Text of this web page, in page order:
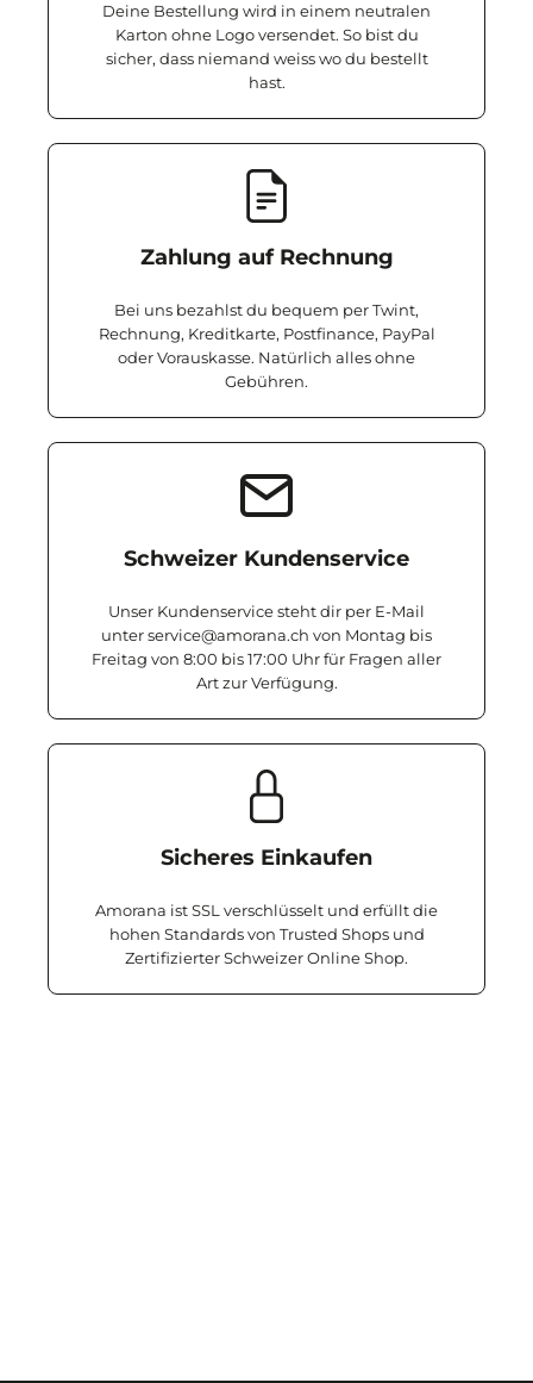
Deine Bestellung wird in einem neutralen
Karton ohne Logo versendet. So bist du
sicher, dass niemand weiss wo du bestellt
hast.
Zahlung auf Rechnung
Bei uns bezahlst du bequem per Twint,
Rechnung, Kreditkarte, Postfinance, PayPal
oder Vorauskasse. Natürlich alles ohne
Gebühren.
Schweizer Kundenservice
Unser Kundenservice steht dir per E-Mail
unter service@amorana.ch von Montag bis
Freitag von 8:00 bis 17:00 Uhr für Fragen aller
Art zur Verfügung.
Sicheres Einkaufen
Amorana ist SSL verschlüsselt und erfüllt die
hohen Standards von Trusted Shops und
Zertifizierter Schweizer Online Shop.